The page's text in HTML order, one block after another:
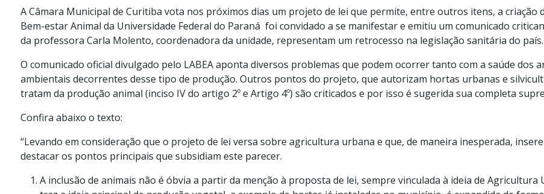
A Câmara Municipal de Curitiba vota nos próximos dias um projeto de lei que permite, entre outros itens, a criação
Bem-estar Animal da Universidade Federal do Paraná foi convidado a se manifestar e emitiu um comunicado
da professora Carla Molento, coordenadora da unidade, representam um retrocesso na legislação sanitária do país.
O comunicado oficial divulgado pelo LABEA aponta diversos problemas que podem ocorrer tanto com a saúde dos
ambientais decorrentes desse tipo de produção. Outros pontos do projeto, que autorizam hortas urbanas e
tratam da produção animal (inciso IV do artigo 2º e Artigo 4º) são criticados e por isso é sugerida sua completa
Confira abaixo o texto:
“Levando em consideração que o projeto de lei versa sobre agricultura urbana e que, de maneira inesperada,
destacar os pontos principais que subsidiam este parecer.
A inclusão de animais não é óbvia a partir da menção à proposta de lei, sempre vinculada à ideia de